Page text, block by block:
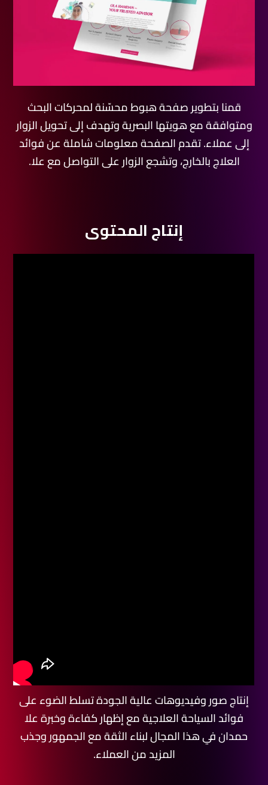
قمنا بتطوير صفحة هبوط محسّنة لمحركات البحث
ومتوافقة مع هويتها البصرية وتهدف إلى تحويل الزوار
إلى عملاء. تقدم الصفحة معلومات شاملة عن فوائد
العلاج بالخارج، وتشجع الزوار على التواصل مع علا.
إنتاج المحتوى
إنتاج صور وفيديوهات عالية الجودة تسلط الضوء على
فوائد السياحة العلاجية مع إظهار كفاءة وخبرة علا
حمدان في هذا المجال لبناء الثقة مع الجمهور وجذب
المزيد من العملاء.